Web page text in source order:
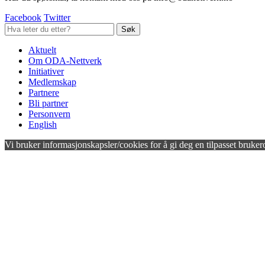
Facebook Twitter
Aktuelt
Om ODA-Nettverk
Initiativer
Medlemskap
Partnere
Bli partner
Personvern
English
Vi bruker informasjonskapsler/cookies for å gi deg en tilpasset